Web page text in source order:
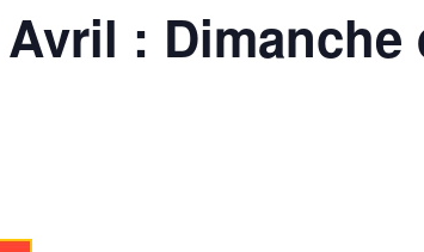
: Dimanche